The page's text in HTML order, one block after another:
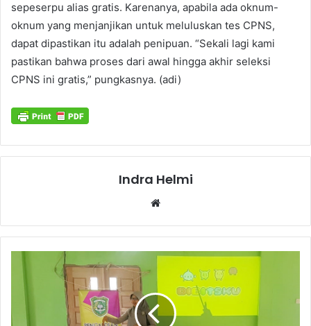
sepeserpu alias gratis. Karenanya, apabila ada oknum-
oknum yang menjanjikan untuk meluluskan tes CPNS,
dapat dipastikan itu adalah penipuan. “Sekali lagi kami
pastikan bahwa proses dari awal hingga akhir seleksi
CPNS ini gratis,” pungkasnya. (adi)
Indra Helmi